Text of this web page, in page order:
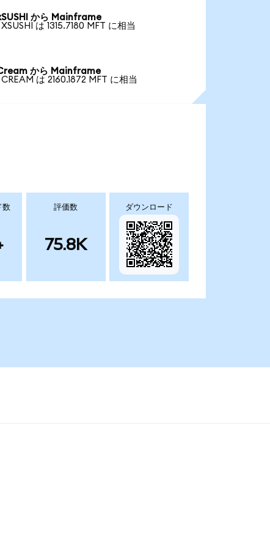
から Mainframe
XSUSHI は 1315.7180 MFT に相当
から Mainframe
CREAM は 2160.1872 MFT に相当
数 評価数
75.8K
ダウンロード